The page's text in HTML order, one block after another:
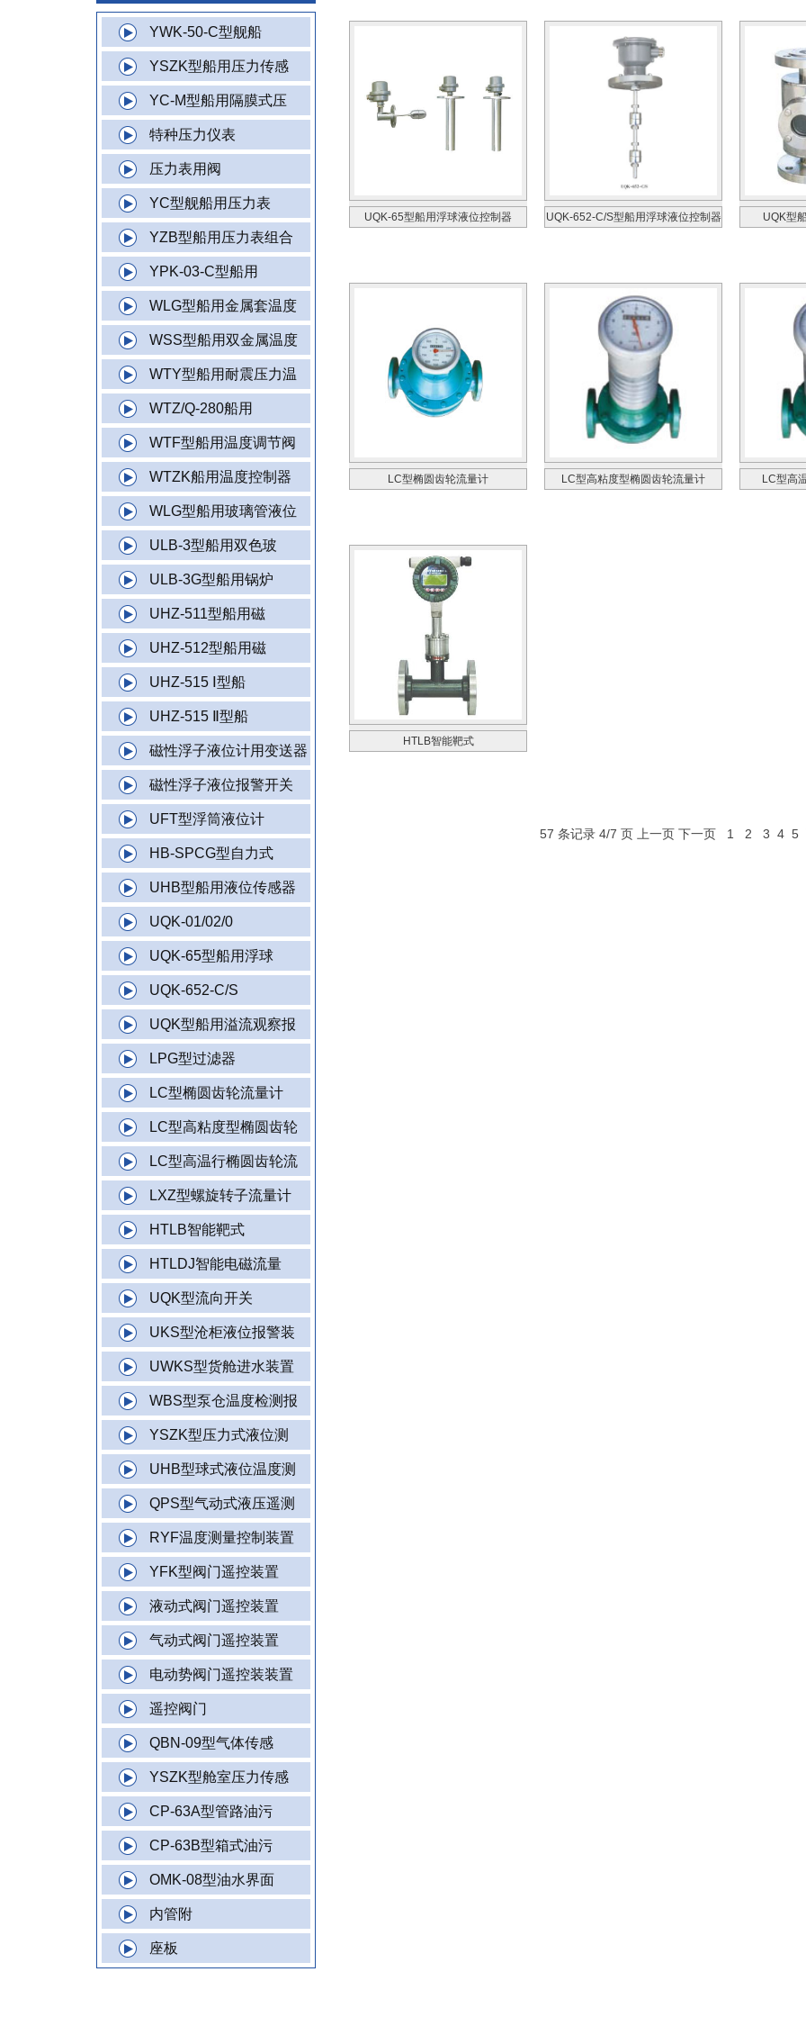
YWK-50-C型舰船
YSZK型船用压力传感
YC-M型船用隔膜式压
特种压力仪表
压力表用阀
YC型舰船用压力表
YZB型船用压力表组合
YPK-03-C型船用
WLG型船用金属套温度
WSS型船用双金属温度
WTY型船用耐震压力温
WTZ/Q-280船用
WTF型船用温度调节阀
WTZK船用温度控制器
WLG型船用玻璃管液位
ULB-3型船用双色玻
ULB-3G型船用锅炉
UHZ-511型船用磁
UHZ-512型船用磁
UHZ-515 Ⅰ型船
UHZ-515 Ⅱ型船
磁性浮子液位计用变送器
磁性浮子液位报警开关
UFT型浮筒液位计
HB-SPCG型自力式
UHB型船用液位传感器
UQK-01/02/0
UQK-65型船用浮球
UQK-652-C/S
UQK型船用溢流观察报
LPG型过滤器
LC型椭圆齿轮流量计
LC型高粘度型椭圆齿轮
LC型高温行椭圆齿轮流
LXZ型螺旋转子流量计
HTLB智能靶式
HTLDJ智能电磁流量
UQK型流向开关
UKS型沧柜液位报警装
UWKS型货舱进水装置
WBS型泵仓温度检测报
YSZK型压力式液位测
UHB型球式液位温度测
QPS型气动式液压遥测
RYF温度测量控制装置
YFK型阀门遥控装置
液动式阀门遥控装置
气动式阀门遥控装置
电动势阀门遥控装装置
遥控阀门
QBN-09型气体传感
YSZK型舱室压力传感
CP-63A型管路油污
CP-63B型箱式油污
OMK-08型油水界面
内管附
座板
UQK-65型船用浮球液位控制器 UQK-652-C/S型船用浮球液位控制器 UQK型
LC型椭圆齿轮流量计 LC型高粘度型椭圆齿轮流量计 LC型高
HTLB智能靶式
57 条记录 4/7 页 上一页 下一页 1 2 3 4 5